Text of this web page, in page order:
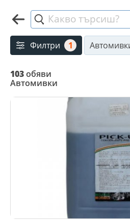
Какво търсиш?
Филтри 1
103обяви
Автомивки